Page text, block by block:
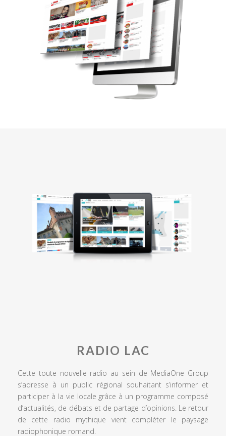
RADIO LAC
Cette toute nouvelle radio au sein de MediaOne Group
s’adresse à un public régional souhaitant s’informer et
participer à la vie locale grâce à un programme composé
d’actualités, de débats et de partage d’opinions. Le retour
de cette radio mythique vient compléter le paysage
radiophonique romand.